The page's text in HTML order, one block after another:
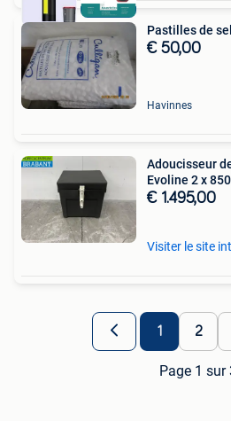
Pastilles de
€ 50,00
Havinnes
Adoucisseur
Evoline 2 x
€ 1.495,00
Visiter le site
1 2
Page 1 sur